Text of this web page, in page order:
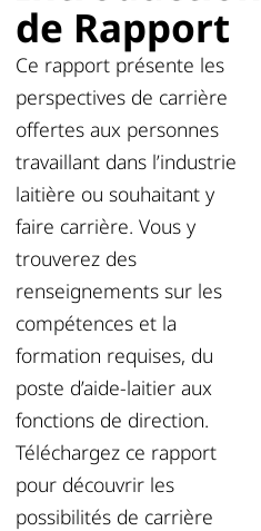
de Rapport
Ce rapport présente les
perspectives de carrière
offertes aux personnes
travaillant dans l’industrie
laitière ou souhaitant y
faire carrière. Vous y
trouverez des
renseignements sur les
compétences et la
formation requises, du
poste d’aide-laitier aux
fonctions de direction.
Téléchargez ce rapport
pour découvrir les
possibilités de carrière